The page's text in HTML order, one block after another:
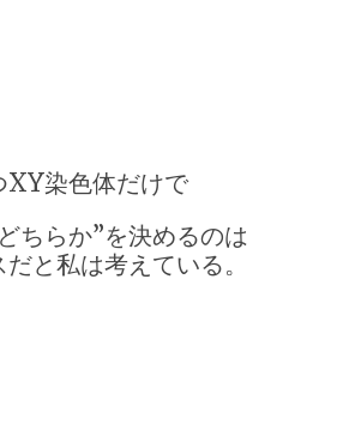
XY染色体だけで
ちらか”を決めるのは
と私は考えている。